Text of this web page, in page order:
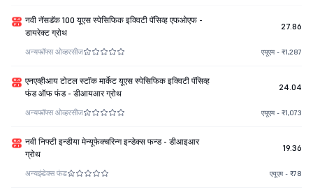
नवी नॅसडॅक 100 यूएस स्पेसिफिक इक्विटी पॅसिव्ह एफओएफ -
डायरेक्ट ग्रोथ
27.86
अन्यफॉफ्स ओव्हरसीज एयूएम - ₹1,287
एनएव्हीआय टोटल स्टॉक मार्केट यूएस स्पेसिफिक इक्विटी पॅसिव्ह
फंड ऑफ फंड - डीआयआर ग्रोथ
24.04
अन्यफॉफ्स ओव्हरसीज एयूएम - ₹1,073
नवी निफ्टी इन्डीया मेन्यूफेक्चरिन्ग इन्डेक्स फन्ड - डीआइआर
ग्रोथ
19.36
अन्यइंडेक्स फंड एयूएम - ₹78